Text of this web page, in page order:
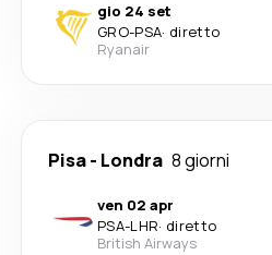
gio 24 set
GRO-PSA· diretto
Ryanair
Pisa- Londra 8 giorni
ven 02 apr
PSA-LHR· diretto
British Airways